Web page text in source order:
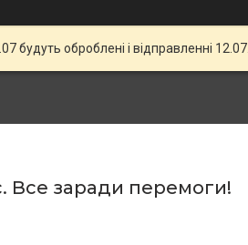
будуть оброблені і відправленні 12.07.
Все заради перемоги!